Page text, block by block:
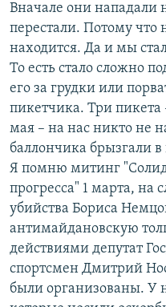
Вначале они нападали
перестали. Потому
находится. Да и мы
То есть стало сложно
его за грудки или
пикетчика. Три пикета
мая – на нас никто не
баллончика брызгали в
Я помню митинг
прогресса" 1 марта, на
убийства Бориса
антимайдановскую
действиями депутат
спортсмен Дмитрий
были организованы. У